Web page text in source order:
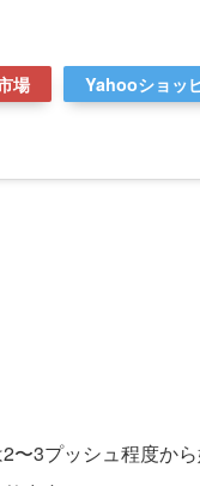
場 Yahooショッ
3プッシュ程度から